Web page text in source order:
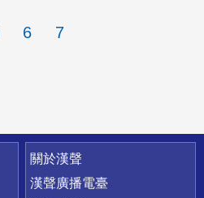
6 7
關於漢聲
漢聲廣播電臺